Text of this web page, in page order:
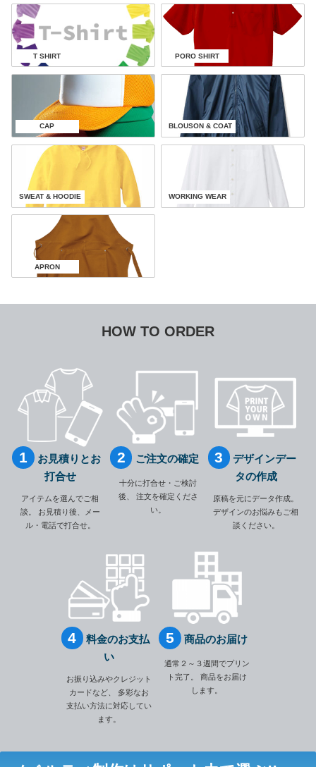
T SHIRT PORO SHIRT
CAP BLOUSON & COAT
SWEAT & HOODIE WORKING WEAR
APRON
HOW TO ORDER
お見積りとお
打合せ
アイテムを選んでご相
談。
お見積り後、メー
ル・電話で打合せ。
ご注文の確定
十分に打合せ・ご検討
後、
注文を確定くださ
い。
デザインデー
タの作成
原稿を元にデータ作成。
デザインのお悩みもご相
談ください。
料金のお支払
い
お振り込みやクレジット
カードなど、
多彩なお
支払い方法に対応してい
ます。
商品のお届け
通常２～３週間でプリン
ト完了。
商品をお届け
します。